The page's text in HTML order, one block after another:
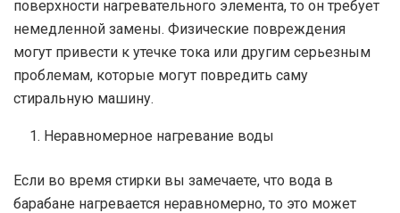
поверхности нагревательного элемента, то он требует
немедленной замены. Физические повреждения
могут привести к утечке тока или другим серьезным
проблемам, которые могут повредить саму
стиральную машину.
Неравномерное нагревание воды
Если во время стирки вы замечаете, что вода в
барабане нагревается неравномерно, то это может